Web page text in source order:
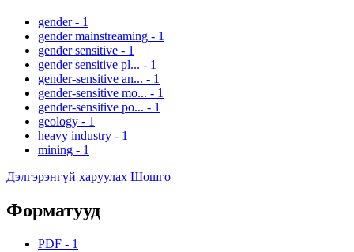
gender - 1
gender mainstreaming - 1
gender sensitive - 1
gender sensitive pl... - 1
gender-sensitive an... - 1
gender-sensitive mo... - 1
gender-sensitive po... - 1
geology - 1
heavy industry - 1
mining - 1
Дэлгэрэнгүй харуулах Шошго
Форматууд
PDF - 1